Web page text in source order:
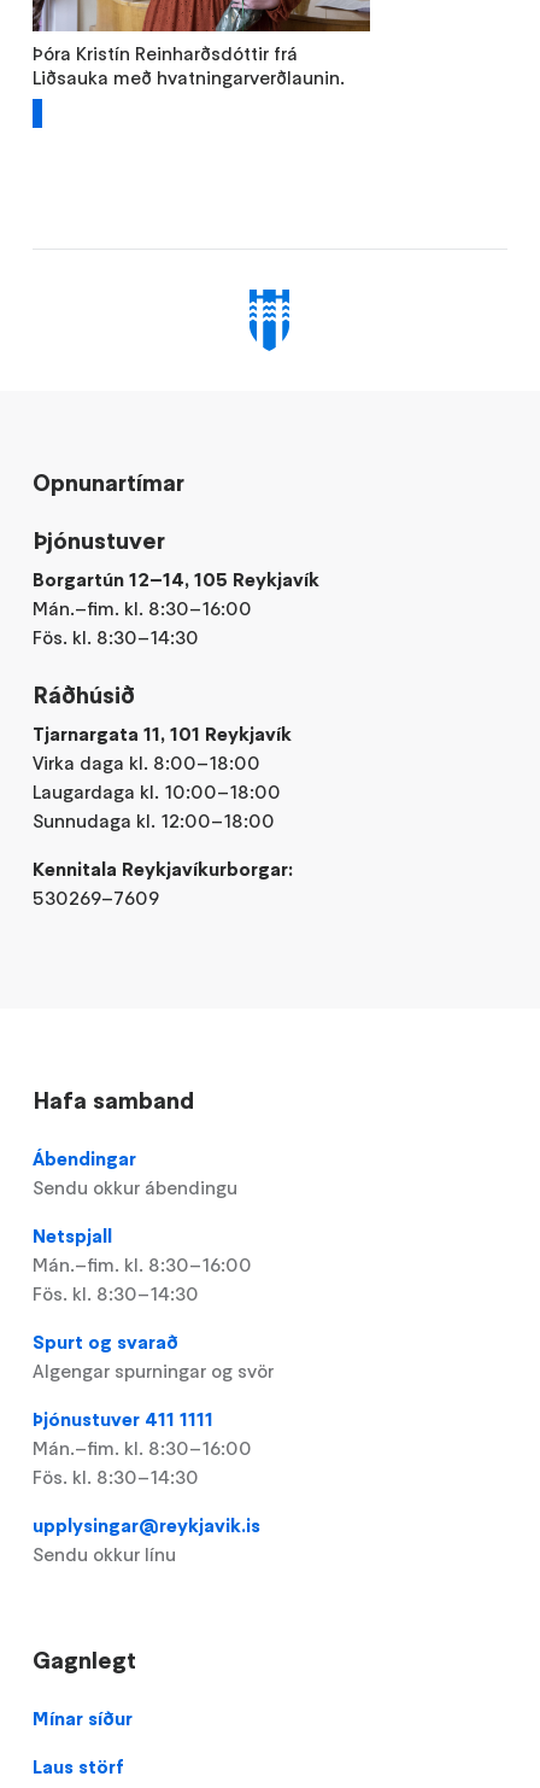
Þóra Kristín Reinharðsdóttir frá
Liðsauka með hvatningarverðlaunin.
Opnunartímar
Þjónustuver
Borgartún 12–14, 105 Reykjavík
Mán.–fim. kl. 8:30–16:00
Fös. kl. 8:30–14:30
Ráðhúsið
Tjarnargata 11, 101 Reykjavík
Virka daga kl. 8:00–18:00
Laugardaga kl. 10:00–18:00
Sunnudaga kl. 12:00–18:00
Kennitala Reykjavíkurborgar:
530269–7609
Hafa samband
Ábendingar
Sendu okkur ábendingu
Netspjall
Mán.–fim. kl. 8:30–16:00
Fös. kl. 8:30–14:30
Spurt og svarað
Algengar spurningar og svör
Þjónustuver 411 1111
Mán.–fim. kl. 8:30–16:00
Fös. kl. 8:30–14:30
upplysingar@reykjavik.is
Sendu okkur línu
Gagnlegt
Footer
Mínar síður
Laus störf